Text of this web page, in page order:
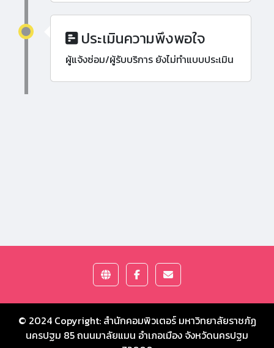
ประเมินความพึงพอใจ
ผู้แจ้งซ่อม/ผู้รับบริการ ยังไม่ทำแบบประเมิน
© 2024 Copyright: สำนักคอมพิวเตอร์ มหาวิทยาลัยราชภัฏ
นครปฐม 85 ถนนมาลัยแมน อำเภอเมือง จังหวัดนครปฐม